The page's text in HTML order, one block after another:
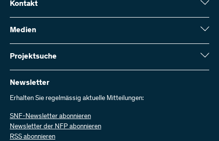
Kontakt
Schweizerischer Nationalfonds (SNF)
Wildhainweg 3
Kontakt aufnehmen
Rechnung senden
Bei uns arbeiten
Offene Stellen
Medien
Medienauskünfte
Jahresbericht
Projektsuche
Hier finden Sie umfangreiche Informationen zu den vom SNF
bewilligten Forschungsprojekten und Förderbeiträgen:
Projektsuche
Newsletter
Erhalten Sie regelmässig aktuelle Mitteilungen:
SNF-Newsletter abonnieren
Newsletter der NFP abonnieren
RSS abonnieren